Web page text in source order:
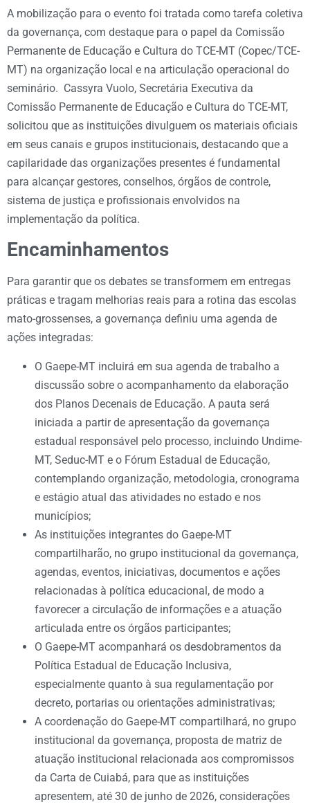
A mobilização para o evento foi tratada como tarefa coletiva
da governança, com destaque para o papel da Comissão
Permanente de Educação e Cultura do TCE-MT (Copec/TCE-
MT) na organização local e na articulação operacional do
seminário. Cassyra Vuolo, Secretária Executiva da
Comissão Permanente de Educação e Cultura do TCE-MT,
solicitou que as instituições divulguem os materiais oficiais
em seus canais e grupos institucionais, destacando que a
capilaridade das organizações presentes é fundamental
para alcançar gestores, conselhos, órgãos de controle,
sistema de justiça e profissionais envolvidos na
implementação da política.
Encaminhamentos
Para garantir que os debates se transformem em entregas
práticas e tragam melhorias reais para a rotina das escolas
mato-grossenses, a governança definiu uma agenda de
ações integradas:
O Gaepe-MT incluirá em sua agenda de trabalho a
discussão sobre o acompanhamento da elaboração
dos Planos Decenais de Educação. A pauta será
iniciada a partir de apresentação da governança
estadual responsável pelo processo, incluindo Undime-
MT, Seduc-MT e o Fórum Estadual de Educação,
contemplando organização, metodologia, cronograma
e estágio atual das atividades no estado e nos
municípios;
As instituições integrantes do Gaepe-MT
compartilharão, no grupo institucional da governança,
agendas, eventos, iniciativas, documentos e ações
relacionadas à política educacional, de modo a
favorecer a circulação de informações e a atuação
articulada entre os órgãos participantes;
O Gaepe-MT acompanhará os desdobramentos da
Política Estadual de Educação Inclusiva,
especialmente quanto à sua regulamentação por
decreto, portarias ou orientações administrativas;
A coordenação do Gaepe-MT compartilhará, no grupo
institucional da governança, proposta de matriz de
atuação institucional relacionada aos compromissos
da Carta de Cuiabá, para que as instituições
apresentem, até 30 de junho de 2026, considerações